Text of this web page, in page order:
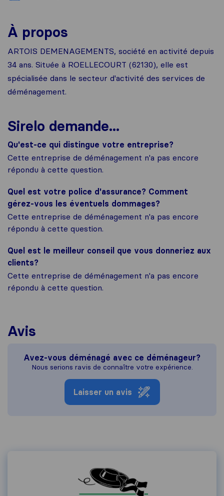
À propos
ARTOIS DEMENAGEMENTS, société en activité depuis
34 ans. Située à ROELLECOURT (62130), elle est
spécialisée dans le secteur d'activité des services de
déménagement.
Sirelo demande...
Qu'est-ce qui distingue votre entreprise?
Cette entreprise de déménagement n'a pas encore
répondu à cette question.
Quel est votre police d'assurance? Comment
gérez-vous les éventuels dommages?
Cette entreprise de déménagement n'a pas encore
répondu à cette question.
Quel est le meilleur conseil que vous donneriez aux
clients?
Cette entreprise de déménagement n'a pas encore
répondu à cette question.
Avis
Avez-vous déménagé avec ce déménageur?
Nous serions ravis de connaître votre expérience.
Laisser un avis